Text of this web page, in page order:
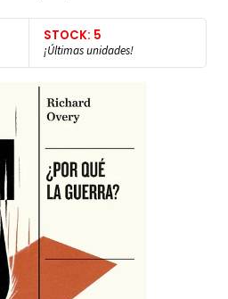
STOCK: 5
¡Últimas unidades!